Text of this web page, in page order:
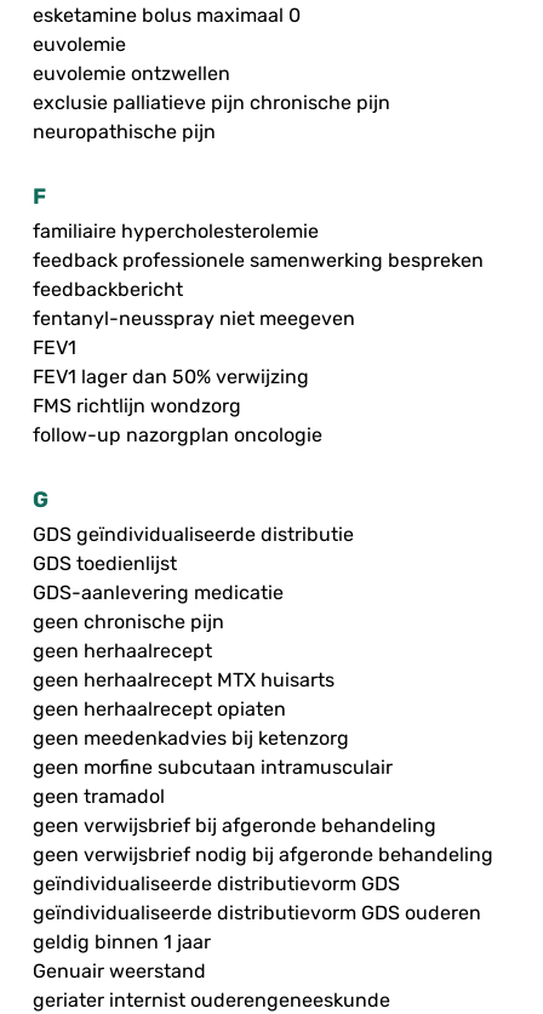
esketamine bolus maximaal 0
euvolemie
euvolemie ontzwellen
exclusie palliatieve pijn chronische pijn
neuropathische pijn
F
familiaire hypercholesterolemie
feedback professionele samenwerking bespreken
feedbackbericht
fentanyl-neusspray niet meegeven
FEV1
FEV1 lager dan 50% verwijzing
FMS richtlijn wondzorg
follow-up nazorgplan oncologie
G
GDS geïndividualiseerde distributie
GDS toedienlijst
GDS-aanlevering medicatie
geen chronische pijn
geen herhaalrecept
geen herhaalrecept MTX huisarts
geen herhaalrecept opiaten
geen meedenkadvies bij ketenzorg
geen morfine subcutaan intramusculair
geen tramadol
geen verwijsbrief bij afgeronde behandeling
geen verwijsbrief nodig bij afgeronde behandeling
geïndividualiseerde distributievorm GDS
geïndividualiseerde distributievorm GDS ouderen
geldig binnen 1 jaar
Genuair weerstand
geriater internist ouderengeneeskunde